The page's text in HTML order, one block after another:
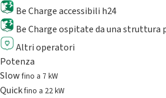
Be Charge accessibili h24
Be Charge ospitate da una struttura
Altri operatori
Potenza
Slowfino a 7 kW
Quickfino a 22 kW